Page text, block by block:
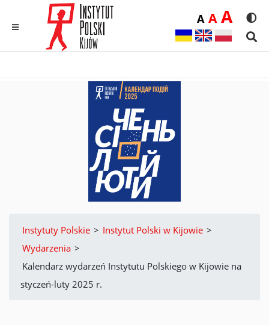
ADomyślna
AŚrednia
A
Instytuty Polskie > Instytut Polski w Kijowie >
Wydarzenia >
Kalendarz wydarzeń Instytutu Polskiego w Kijowie na
styczeń-luty 2025 r.